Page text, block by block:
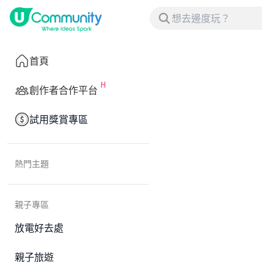
首頁
創作者合作平台
試用獎賞專區
熱門主題
親子專區
放電好去處
親子旅遊